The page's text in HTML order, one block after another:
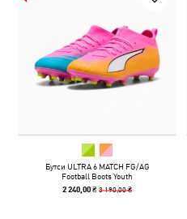
Бутси ULTRA 6 MATCH FG/AG
Football Boots Youth
2 240,00 ₴3 190,00 ₴